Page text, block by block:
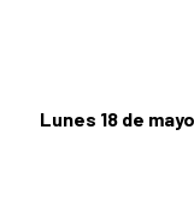
Lunes 18 de mayo